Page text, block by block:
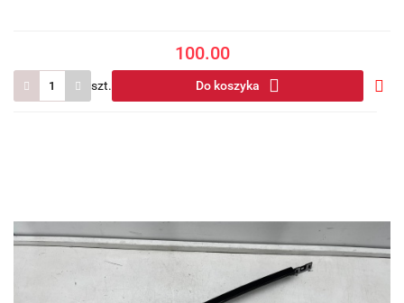
100.00
szt. Do koszyka